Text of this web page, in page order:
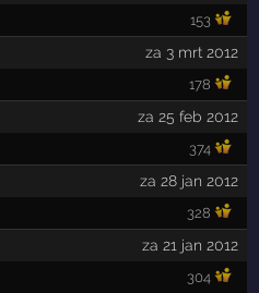
153
za 3 mrt 2012
178
za 25 feb 2012
374
za 28 jan 2012
328
za 21 jan 2012
304